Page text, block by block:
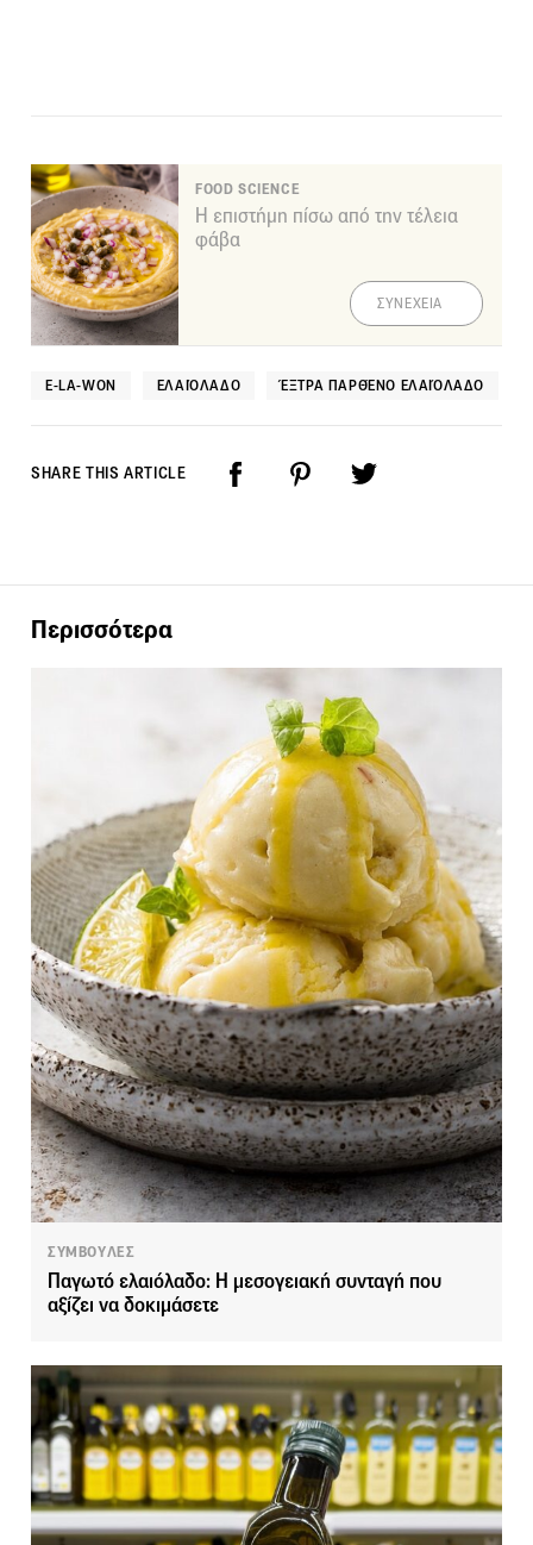
FOOD SCIENCE
Η επιστήμη πίσω από την τέλεια
φάβα
ΣΥΝΕΧΕΙΑ
E-LA-WON ΕΛΑΙΌΛΑΔΟ ΈΞΤΡΑ ΠΑΡΘΈΝΟ ΕΛΑΙΌΛΑΔΟ
SHARE THIS ARTICLE
Περισσότερα
ΣΥΜΒΟΥΛΕΣ
Παγωτό ελαιόλαδο: Η μεσογειακή συνταγή που
αξίζει να δοκιμάσετε